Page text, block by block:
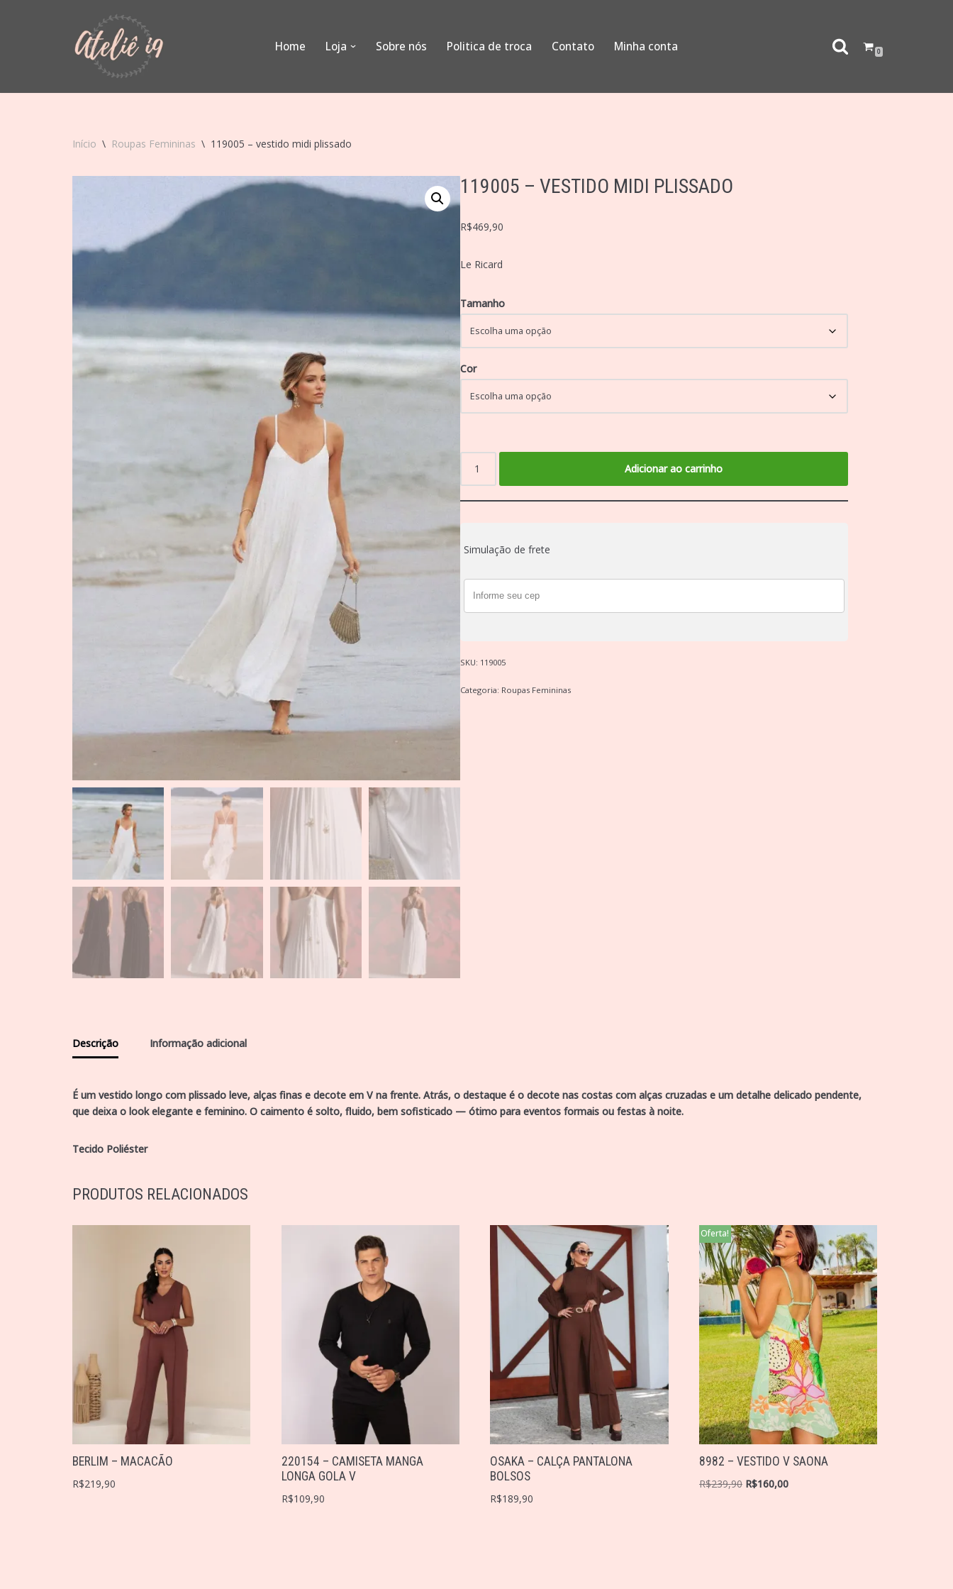
Home Loja Sobre nós Politica de troca Contato Minha conta 0
Início \ Roupas Femininas \ 119005 – vestido midi plissado
119005 – VESTIDO MIDI PLISSADO
R$469,90
Le Ricard
Tamanho
Cor
Adicionar ao carrinho
Simulação de frete
SKU: 119005
Categoria: Roupas Femininas
Descrição Informação adicional
É um vestido longo com plissado leve, alças finas e decote em V na frente. Atrás, o destaque é o decote nas costas com alças cruzadas e um detalhe delicado pendente,
que deixa o look elegante e feminino. O caimento é solto, fluido, bem sofisticado — ótimo para eventos formais ou festas à noite.
Tecido Poliéster
PRODUTOS RELACIONADOS
BERLIM – MACACÃO
R$219,90
220154 – CAMISETA MANGA
LONGA GOLA V
R$109,90
OSAKA – CALÇA PANTALONA
BOLSOS
R$189,90
Oferta!
8982 – VESTIDO V SAONA
R$239,90 R$160,00